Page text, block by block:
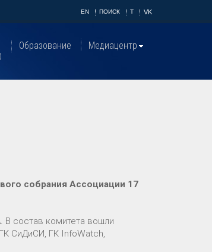
EN ПОИСК T VK
Образование Медиацентр
собрания Ассоциации 17
В состав комитета вошли
СиДиСИ, ГК InfoWatch,